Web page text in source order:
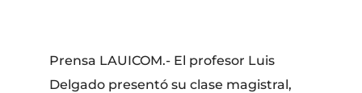
Prensa LAUICOM.- El profesor Luis
Delgado presentó su clase magistral,